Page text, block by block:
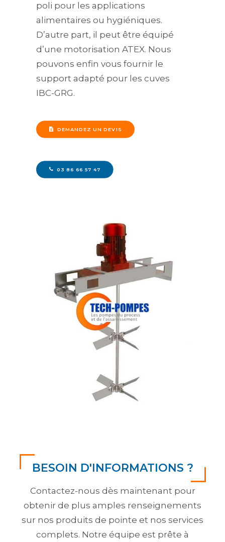
poli pour les applications
alimentaires ou hygiéniques.
D’autre part, il peut être équipé
d’une motorisation ATEX. Nous
pouvons enfin vous fournir le
support adapté pour les cuves
IBC-GRG.
DEMANDEZ UN DEVIS
03 86 66 57 47
BESOIN D'INFORMATIONS ?
Contactez-nous dès maintenant pour
obtenir de plus amples renseignements
sur nos produits de pointe et nos services
complets. Notre équipe est prête à